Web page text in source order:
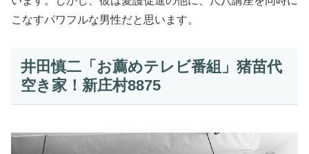
こなすパワフルな男性だと思います。
井田慎二「お薦めテレビ番組」猪苗代
空き家！新庄村8875